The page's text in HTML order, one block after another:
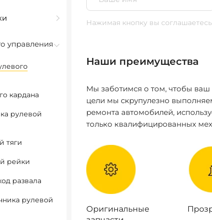
управления
кардана
рулевой
тяги
рейки
развала
рулевой
Нажимая кнопку вы соглашаетесь
Наши преимущества
Мы заботимся о том, чтобы ваш
цели мы скрупулезно
ремонта автомобилей,
только квалифицированных
Оригинальные